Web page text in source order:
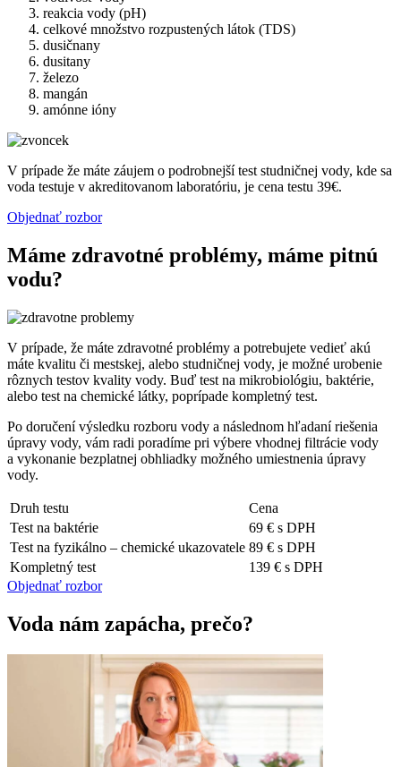
reakcia vody (pH)
celkové množstvo rozpustených látok (TDS)
dusičnany
dusitany
železo
mangán
amónne ióny
V prípade že máte záujem o podrobnejší test studničnej vody, kde sa
voda testuje v akreditovanom laboratóriu, je cena testu 39€.
Objednať rozbor
Máme zdravotné problémy, máme pitnú
vodu?
V prípade, že máte zdravotné problémy a potrebujete vedieť akú
máte kvalitu či mestskej, alebo studničnej vody, je možné urobenie
rôznych testov kvality vody. Buď test na mikrobiológiu, baktérie,
alebo test na chemické látky, poprípade kompletný test.
Po doručení výsledku rozboru vody a následnom hľadaní riešenia
úpravy vody, vám radi poradíme pri výbere vhodnej filtrácie vody
a vykonanie bezplatnej obhliadky možného umiestnenia úpravy
vody.
Druh testu
Cena
Test na baktérie
69 € s DPH
Test na fyzikálno – chemické ukazovatele 89 € s DPH
Kompletný test
139 € s DPH
Objednať rozbor
Voda nám zapácha, prečo?